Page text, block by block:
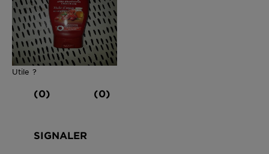
Utile ?
(0) (0)
SIGNALER